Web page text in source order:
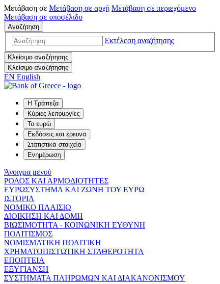
Μετάβαση σε Μετάβαση σε αρχή Μετάβαση σε περιεχόμενο
Μετάβαση σε υποσέλιδο
Αναζήτηση
Εκτέλεση αναζήτησης
Κλείσιμο αναζήτησης
Κλείσιμο αναζήτησης
EN English
Η Τράπεζα
Κύριες λειτουργίες
Το ευρώ
Εκδόσεις και έρευνα
Στατιστικά στοιχεία
Ενημέρωση
Άνοιγμα μενού
ΡΟΛΟΣ ΚΑΙ ΑΡΜΟΔΙΟΤΗΤΕΣ
ΕΥΡΩΣΥΣΤΗΜΑ ΚΑΙ ΖΩΝΗ ΤΟΥ ΕΥΡΩ
ΙΣΤΟΡΙΑ
ΝΟΜΙΚΟ ΠΛΑΙΣΙΟ
ΔΙΟΙΚΗΣΗ ΚΑΙ ΔΟΜΗ
ΒΙΩΣΙΜΟΤΗΤΑ - ΚΟΙΝΩΝΙΚΗ ΕΥΘΥΝΗ
ΠΟΛΙΤΙΣΜΟΣ
ΝΟΜΙΣΜΑΤΙΚΗ ΠΟΛΙΤΙΚΗ
ΧΡΗΜΑΤΟΠΙΣΤΩΤΙΚΗ ΣΤΑΘΕΡΟΤΗΤΑ
ΕΠΟΠΤΕΙΑ
ΕΞΥΓΙΑΝΣΗ
ΣΥΣΤΗΜΑΤΑ ΠΛΗΡΩΜΩΝ ΚΑΙ ΔΙΑΚΑΝΟΝΙΣΜΟΥ